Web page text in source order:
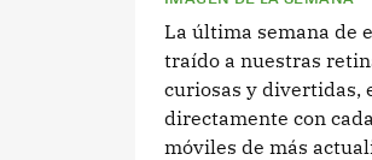
La última semana de
traído a nuestras
curiosas y divertidas,
directamente con
móviles de más